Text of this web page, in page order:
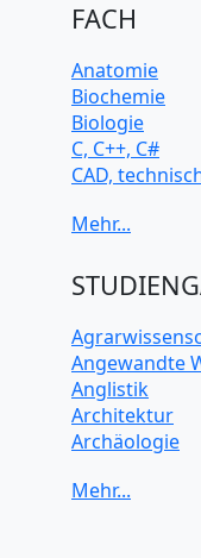
FACH
Anatomie
Biochemie
Biologie
C, C++, C#
CAD,
Elektrotechnik
Java
JavaScript
Künstliche
Latein
Mechanik
Angewandte
Anglistik
Architektur
Archäologie
Biochemie